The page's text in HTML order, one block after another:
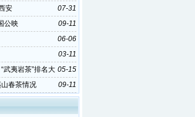
07-31
安
09-11
公映
06-06
03-11
05-15
武夷岩茶”排名大
09-11
春茶情况